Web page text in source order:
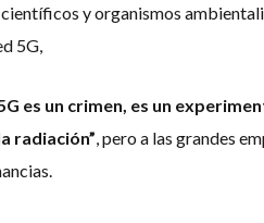
y organismos
5G,
es un crimen, es un
radiación”, pero a las grandes